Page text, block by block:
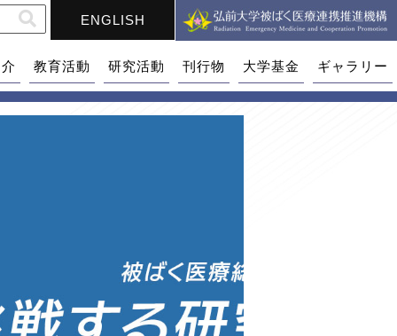
ENGLISH
教育活動 研究活動 刊行物 大学基金 ギャラリー